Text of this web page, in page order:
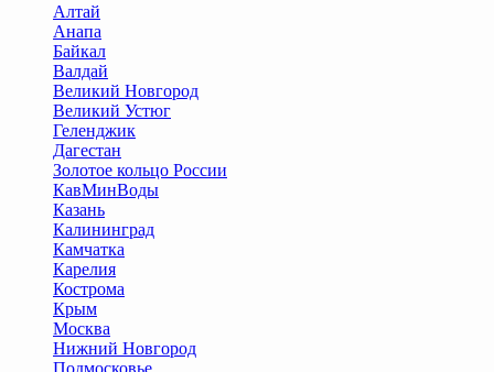
Алтай
Анапа
Байкал
Валдай
Великий Новгород
Великий Устюг
Геленджик
Дагестан
Золотое кольцо России
КавМинВоды
Казань
Калининград
Камчатка
Карелия
Кострома
Крым
Москва
Нижний Новгород
Подмосковье